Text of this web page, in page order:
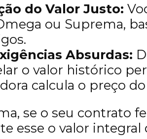
do Valor Justo:
ou Suprema,
Absurdas:
o valor histórico
calcula o preço
se o seu contrato
esse o valor